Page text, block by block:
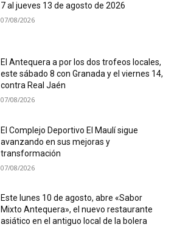
7 al jueves 13 de agosto de 2026
07/08/2026
El Antequera a por los dos trofeos locales,
este sábado 8 con Granada y el viernes 14,
contra Real Jaén
07/08/2026
El Complejo Deportivo El Maulí sigue
avanzando en sus mejoras y
transformación
07/08/2026
Este lunes 10 de agosto, abre «Sabor
Mixto Antequera», el nuevo restaurante
asiático en el antiguo local de la bolera